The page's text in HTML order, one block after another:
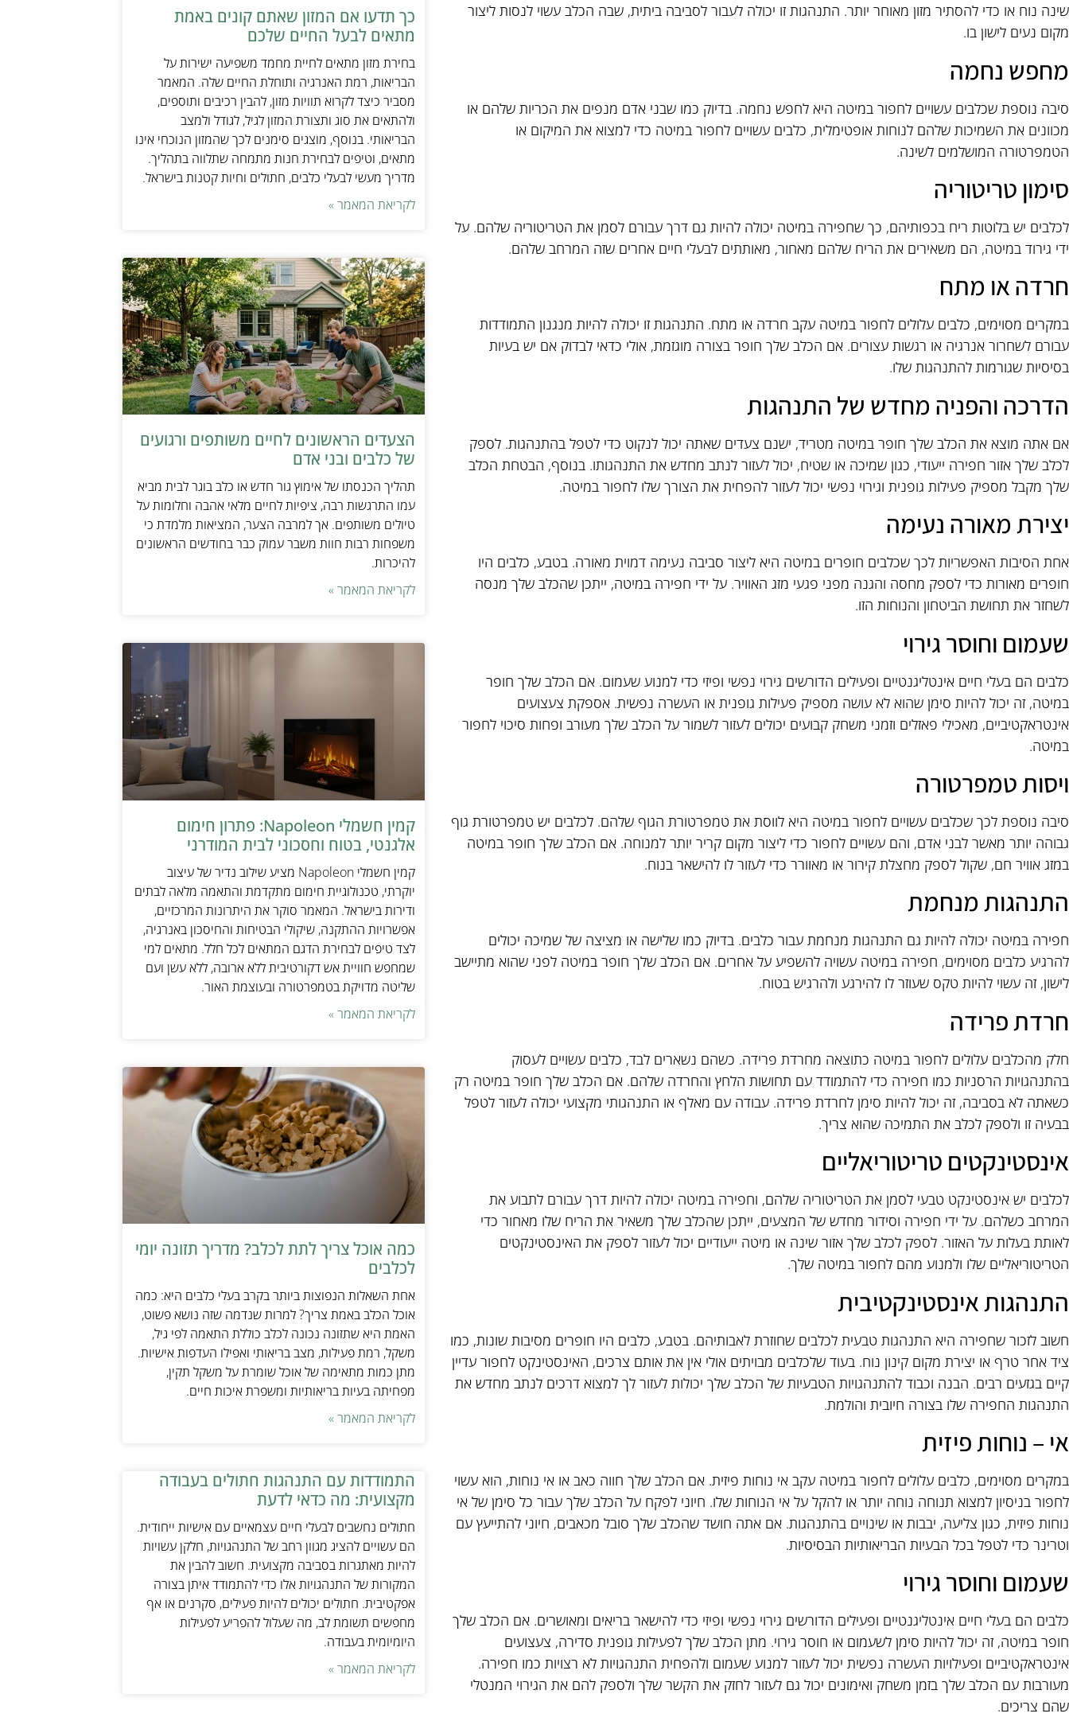
שינה נוח או כדי להסתיר מזון מאוחר יותר. התנהגות זו יכולה לעבור לסביבה ביתית, שבה הכלב עשוי לנסות ליצור
מקום נעים לישון בו.
מחפש נחמה
סיבה נוספת שכלבים עשויים לחפור במיטה היא לחפש נחמה. בדיוק כמו שבני אדם מנפים את הכריות שלהם או
מכוונים את השמיכות שלהם לנוחות אופטימלית, כלבים עשויים לחפור במיטה כדי למצוא את המיקום או
הטמפרטורה המושלמים לשינה.
סימון טריטוריה
לכלבים יש בלוטות ריח בכפותיהם, כך שחפירה במיטה יכולה להיות גם דרך עבורם לסמן את הטריטוריה שלהם. על
ידי גירוד במיטה, הם משאירים את הריח שלהם מאחור, מאותתים לבעלי חיים אחרים שזה המרחב שלהם.
חרדה או מתח
במקרים מסוימים, כלבים עלולים לחפור במיטה עקב חרדה או מתח. התנהגות זו יכולה להיות מנגנון התמודדות
עבורם לשחרור אנרגיה או רגשות עצורים. אם הכלב שלך חופר בצורה מוגזמת, אולי כדאי לבדוק אם יש בעיות
בסיסיות שגורמות להתנהגות שלו.
הדרכה והפניה מחדש של התנהגות
אם אתה מוצא את הכלב שלך חופר במיטה מטריד, ישנם צעדים שאתה יכול לנקוט כדי לטפל בהתנהגות. לספק
לכלב שלך אזור חפירה ייעודי, כגון שמיכה או שטיח, יכול לעזור לנתב מחדש את התנהגותו. בנוסף, הבטחת הכלב
שלך מקבל מספיק פעילות גופנית וגירוי נפשי יכול לעזור להפחית את הצורך שלו לחפור במיטה.
יצירת מאורה נעימה
אחת הסיבות האפשריות לכך שכלבים חופרים במיטה היא ליצור סביבה נעימה דמוית מאורה. בטבע, כלבים היו
חופרים מאורות כדי לספק מחסה והגנה מפני פגעי מזג האוויר. על ידי חפירה במיטה, ייתכן שהכלב שלך מנסה
לשחזר את תחושת הביטחון והנוחות הזו.
שעמום וחוסר גירוי
כלבים הם בעלי חיים אינטליגנטיים ופעילים הדורשים גירוי נפשי ופיזי כדי למנוע שעמום. אם הכלב שלך חופר
במיטה, זה יכול להיות סימן שהוא לא עושה מספיק פעילות גופנית או העשרה נפשית. אספקת צעצועים
אינטראקטיביים, מאכילי פאזלים וזמני משחק קבועים יכולים לעזור לשמור על הכלב שלך מעורב ופחות סיכוי לחפור
במיטה.
ויסות טמפרטורה
סיבה נוספת לכך שכלבים עשויים לחפור במיטה היא לווסת את טמפרטורת הגוף שלהם. לכלבים יש טמפרטורת גוף
גבוהה יותר מאשר לבני אדם, והם עשויים לחפור כדי ליצור מקום קריר יותר למנוחה. אם הכלב שלך חופר במיטה
במזג אוויר חם, שקול לספק מחצלת קירור או מאוורר כדי לעזור לו להישאר בנוח.
התנהגות מנחמת
חפירה במיטה יכולה להיות גם התנהגות מנחמת עבור כלבים. בדיוק כמו שלישה או מציצה של שמיכה יכולים
להרגיע כלבים מסוימים, חפירה במיטה עשויה להשפיע על אחרים. אם הכלב שלך חופר במיטה לפני שהוא מתיישב
לישון, זה עשוי להיות טקס שעוזר לו להירגע ולהרגיש בטוח.
חרדת פרידה
חלק מהכלבים עלולים לחפור במיטה כתוצאה מחרדת פרידה. כשהם נשארים לבד, כלבים עשויים לעסוק
בהתנהגויות הרסניות כמו חפירה כדי להתמודד עם תחושות הלחץ והחרדה שלהם. אם הכלב שלך חופר במיטה רק
כשאתה לא בסביבה, זה יכול להיות סימן לחרדת פרידה. עבודה עם מאלף או התנהגותי מקצועי יכולה לעזור לטפל
בבעיה זו ולספק לכלב את התמיכה שהוא צריך.
אינסטינקטים טריטוריאליים
לכלבים יש אינסטינקט טבעי לסמן את הטריטוריה שלהם, וחפירה במיטה יכולה להיות דרך עבורם לתבוע את
המרחב כשלהם. על ידי חפירה וסידור מחדש של המצעים, ייתכן שהכלב שלך משאיר את הריח שלו מאחור כדי
לאותת בעלות על האזור. לספק לכלב שלך אזור שינה או מיטה ייעודיים יכול לעזור לספק את האינסטינקטים
הטריטוריאליים שלו ולמנוע מהם לחפור במיטה שלך.
התנהגות אינסטינקטיבית
חשוב לזכור שחפירה היא התנהגות טבעית לכלבים שחוזרת לאבותיהם. בטבע, כלבים היו חופרים מסיבות שונות, כמו
ציד אחר טרף או יצירת מקום קינון נוח. בעוד שלכלבים מבויתים אולי אין את אותם צרכים, האינסטינקט לחפור עדיין
קיים בגזעים רבים. הבנה וכבוד להתנהגויות הטבעיות של הכלב שלך יכולות לעזור לך למצוא דרכים לנתב מחדש את
התנהגות החפירה שלו בצורה חיובית והולמת.
אי – נוחות פיזית
במקרים מסוימים, כלבים עלולים לחפור במיטה עקב אי נוחות פיזית. אם הכלב שלך חווה כאב או אי נוחות, הוא עשוי
לחפור בניסיון למצוא תנוחה נוחה יותר או להקל על אי הנוחות שלו. חיוני לפקח על הכלב שלך עבור כל סימן של אי
נוחות פיזית, כגון צליעה, יבבות או שינויים בהתנהגות. אם אתה חושד שהכלב שלך סובל מכאבים, חיוני להתייעץ עם
וטרינר כדי לטפל בכל הבעיות הבריאותיות הבסיסיות.
שעמום וחוסר גירוי
כלבים הם בעלי חיים אינטליגנטיים ופעילים הדורשים גירוי נפשי ופיזי כדי להישאר בריאים ומאושרים. אם הכלב שלך
חופר במיטה, זה יכול להיות סימן לשעמום או חוסר גירוי. מתן הכלב שלך לפעילות גופנית סדירה, צעצועים
אינטראקטיביים ופעילויות העשרה נפשית יכול לעזור למנוע שעמום ולהפחית התנהגויות לא רצויות כמו חפירה.
מעורבות עם הכלב שלך בזמן משחק ואימונים יכול גם לעזור לחזק את הקשר שלך ולספק להם את הגירוי המנטלי
שהם צריכים.
כך תדעו אם המזון שאתם קונים באמת
מתאים לבעל החיים שלכם
בחירת מזון מתאים לחיית מחמד משפיעה ישירות על
הבריאות, רמת האנרגיה ותוחלת החיים שלה. המאמר
מסביר כיצד לקרוא תוויות מזון, להבין רכיבים ותוספים,
ולהתאים את סוג ותצורת המזון לגיל, לגודל ולמצב
הבריאותי. בנוסף, מוצגים סימנים לכך שהמזון הנוכחי אינו
מתאים, וטיפים לבחירת חנות מתמחה שתלווה בתהליך.
מדריך מעשי לבעלי כלבים, חתולים וחיות קטנות בישראל.
לקריאת המאמר »
הצעדים הראשונים לחיים משותפים ורגועים
של כלבים ובני אדם
תהליך הכנסתו של אימוץ גור חדש או כלב בוגר לבית מביא
עמו התרגשות רבה, ציפיות לחיים מלאי אהבה וחלומות על
טיולים משותפים. אך למרבה הצער, המציאות מלמדת כי
משפחות רבות חוות משבר עמוק כבר בחודשים הראשונים
להיכרות.
לקריאת המאמר »
קמין חשמלי Napoleon: פתרון חימום
אלגנטי, בטוח וחסכוני לבית המודרני
קמין חשמלי Napoleon מציע שילוב נדיר של עיצוב
יוקרתי, טכנולוגיית חימום מתקדמת והתאמה מלאה לבתים
ודירות בישראל. המאמר סוקר את היתרונות המרכזיים,
אפשרויות ההתקנה, שיקולי הבטיחות והחיסכון באנרגיה,
לצד טיפים לבחירת הדגם המתאים לכל חלל. מתאים למי
שמחפש חוויית אש דקורטיבית ללא ארובה, ללא עשן ועם
שליטה מדויקת בטמפרטורה ובעוצמת האור.
לקריאת המאמר »
כמה אוכל צריך לתת לכלב? מדריך תזונה יומי
לכלבים
אחת השאלות הנפוצות ביותר בקרב בעלי כלבים היא: כמה
אוכל הכלב באמת צריך? למרות שנדמה שזה נושא פשוט,
האמת היא שתזונה נכונה לכלב כוללת התאמה לפי גיל,
משקל, רמת פעילות, מצב בריאותי ואפילו העדפות אישיות.
מתן כמות מתאימה של אוכל שומרת על משקל תקין,
מפחיתה בעיות בריאותיות ומשפרת איכות חיים.
לקריאת המאמר »
התמודדות עם התנהגות חתולים בעבודה
מקצועית: מה כדאי לדעת
חתולים נחשבים לבעלי חיים עצמאיים עם אישיות ייחודית.
הם עשויים להציג מגוון רחב של התנהגויות, חלקן עשויות
להיות מאתגרות בסביבה מקצועית. חשוב להבין את
המקורות של התנהגויות אלו כדי להתמודד איתן בצורה
אפקטיבית. חתולים יכולים להיות פעילים, סקרנים או אף
מחפשים תשומת לב, מה שעלול להפריע לפעילות
היומיומית בעבודה.
לקריאת המאמר »